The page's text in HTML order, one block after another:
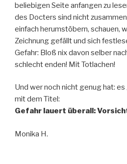
beliebigen Seite anfangen zu
des Docters sind nicht
einfach herumstöbern, schauen,
Zeichnung gefällt und sich
Gefahr: Bloß nix davon selber
schlecht enden! Mit Totlachen!
Und wer noch nicht genug hat:
mit dem Titel:
Gefahr lauert überall:
Monika H.